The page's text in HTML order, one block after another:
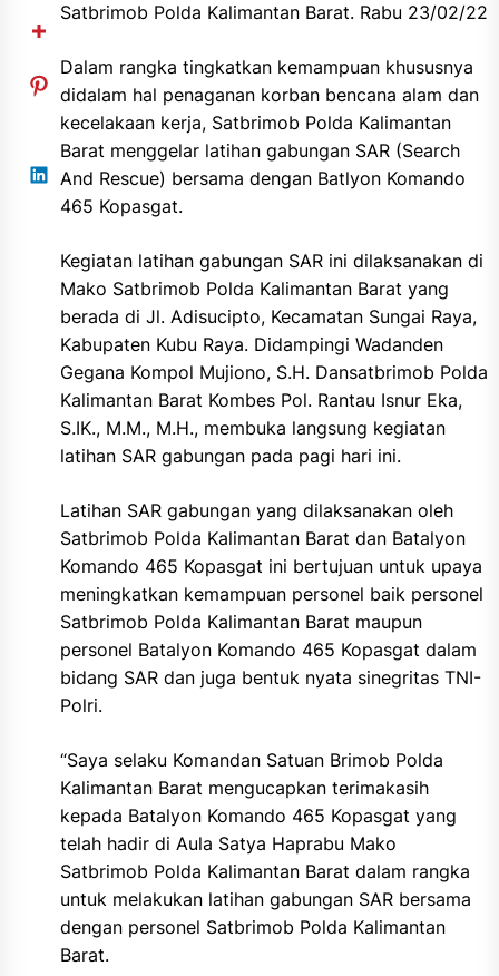
Satbrimob Polda Kalimantan Barat. Rabu 23/02/22
Dalam rangka tingkatkan kemampuan khususnya
didalam hal penaganan korban bencana alam dan
kecelakaan kerja, Satbrimob Polda Kalimantan
Barat menggelar latihan gabungan SAR (Search
And Rescue) bersama dengan Batlyon Komando
465 Kopasgat.
Kegiatan latihan gabungan SAR ini dilaksanakan di
Mako Satbrimob Polda Kalimantan Barat yang
berada di Jl. Adisucipto, Kecamatan Sungai Raya,
Kabupaten Kubu Raya. Didampingi Wadanden
Gegana Kompol Mujiono, S.H. Dansatbrimob Polda
Kalimantan Barat Kombes Pol. Rantau Isnur Eka,
S.IK., M.M., M.H., membuka langsung kegiatan
latihan SAR gabungan pada pagi hari ini.
Latihan SAR gabungan yang dilaksanakan oleh
Satbrimob Polda Kalimantan Barat dan Batalyon
Komando 465 Kopasgat ini bertujuan untuk upaya
meningkatkan kemampuan personel baik personel
Satbrimob Polda Kalimantan Barat maupun
personel Batalyon Komando 465 Kopasgat dalam
bidang SAR dan juga bentuk nyata sinegritas TNI-
Polri.
“Saya selaku Komandan Satuan Brimob Polda
Kalimantan Barat mengucapkan terimakasih
kepada Batalyon Komando 465 Kopasgat yang
telah hadir di Aula Satya Haprabu Mako
Satbrimob Polda Kalimantan Barat dalam rangka
untuk melakukan latihan gabungan SAR bersama
dengan personel Satbrimob Polda Kalimantan
Barat.